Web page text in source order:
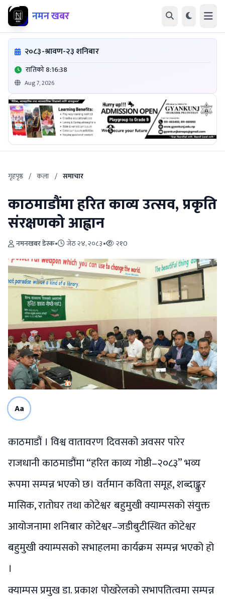
नमन खबर
२०८३-श्रावण-२३ शनिबार
रातिको 8:16:38
Aug 7, 2026
गृहपृष्ठ / कला / समाचार
काठमाडौंमा हरित काव्य उत्सव, प्रकृति
संरक्षणको आह्वान
नमनखबर डेस्क• जेठ २४, २०८३• २१0
Aa
काठमाडौं । विश्व वातावरण दिवसको अवसर पारेर
राजधानी काठमाडौंमा “हरित काव्य गोष्ठी–२०८३” भव्य
रूपमा सम्पन्न भएको छ। वर्तमान कविता समूह, शब्दाङ्कुर
मासिक, रातोघर तथा कोटेश्वर बहुमुखी क्याम्पसको संयुक्त
आयोजनामा शनिबार कोटेश्वर–जडीबुटीस्थित कोटेश्वर
बहुमुखी क्याम्पसको सभाहलमा कार्यक्रम सम्पन्न भएको हो
।
क्याम्पस प्रमुख डा. प्रकाश पोखरेलको सभापतित्वमा सम्पन्न